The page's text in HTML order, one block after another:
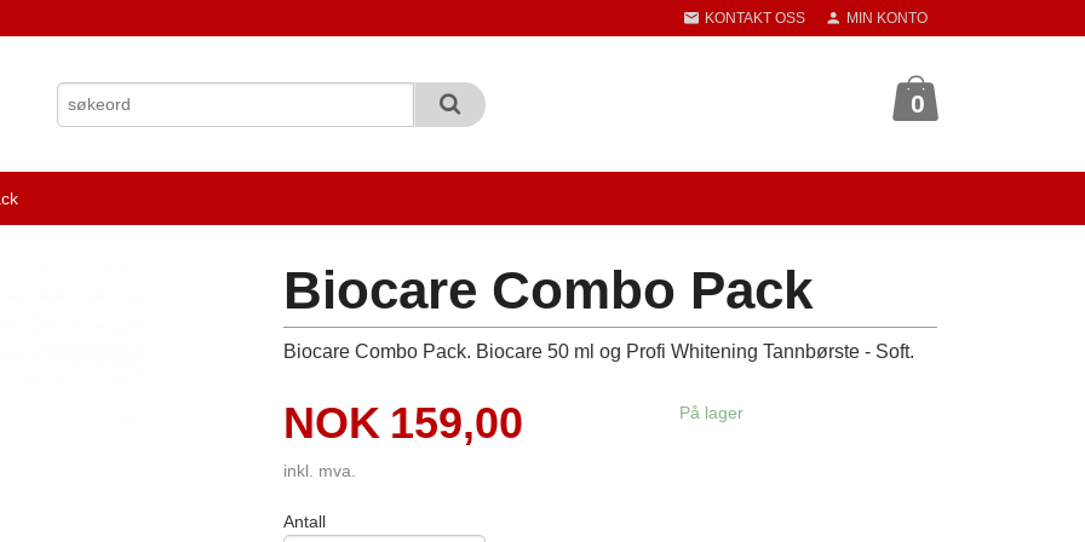
KONTAKT OSS MIN KONTO
0
Biocare Combo Pack
Biocare Combo Pack. Biocare 50 ml og Profi Whitening Tannbørste - Soft.
Pris
NOK 159,00
inkl. mva.
På lager
Antall